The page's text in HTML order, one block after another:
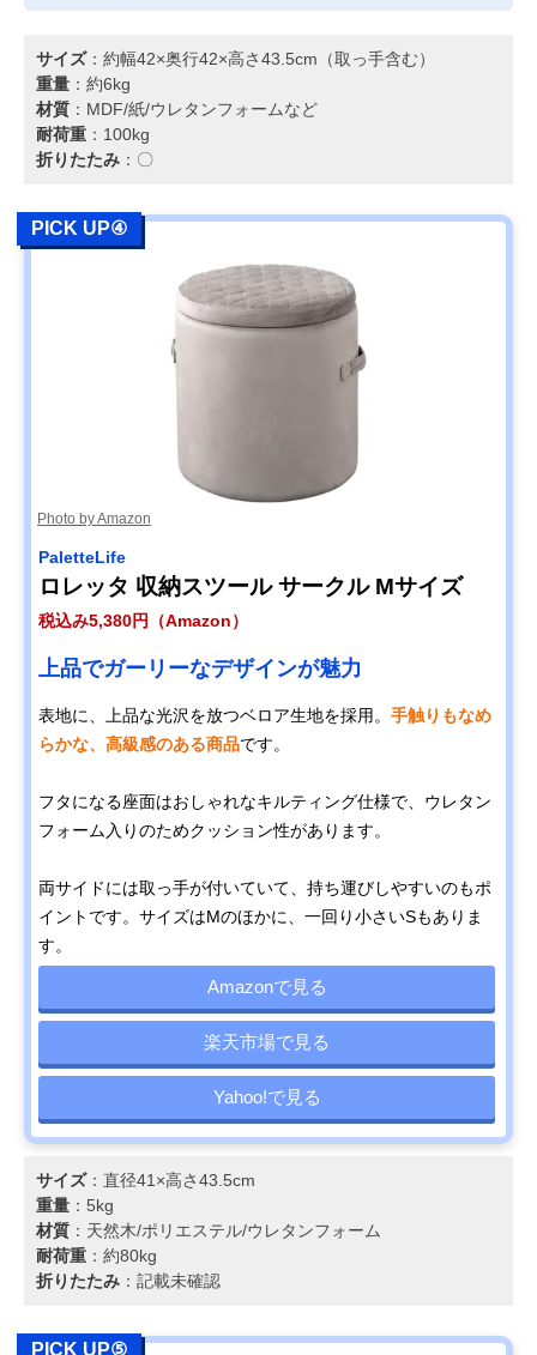
サイズ：約幅42×奥行42×高さ43.5cm（取っ手含む）
重量 ：約6kg
材質 ：MDF/紙/ウレタンフォームなど
耐荷重 ：100kg
折りたたみ ：〇
PICK UP④
Photo by Amazon
‎PaletteLife
ロレッタ 収納スツール サークル Mサイズ
税込み5,380円（Amazon）
上品でガーリーなデザインが魅力
表地に、上品な光沢を放つベロア生地を採用。 手触りもなめ
らかな、高級感のある商品です。
フタになる座面はおしゃれなキルティング仕様で、ウレタン
フォーム入りのためクッション性があります。
両サイドには取っ手が付いていて、持ち運びしやすいのもポ
イントです。サイズはMのほかに、一回り小さいSもありま
す。
Amazonで見る
楽天市場で見る
Yahoo!で見る
サイズ：直径41×高さ43.5cm
重量 ：5kg
材質 ：天然木/ポリエステル/ウレタンフォーム
耐荷重 ：約80kg
折りたたみ ：記載未確認
PICK UP⑤